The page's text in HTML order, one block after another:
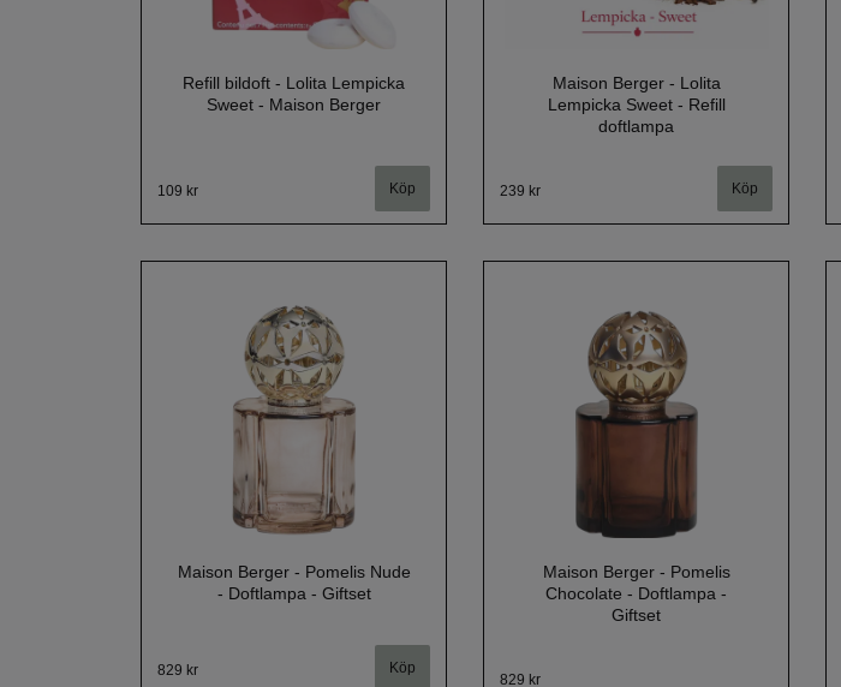
Refill bildoft - Lolita Lempicka
Sweet - Maison Berger
109 kr
Maison Berger - Lolita
Lempicka Sweet - Refill
doftlampa
239 kr Köp
Maison Berger - Pomelis Nude
- Doftlampa - Giftset
829 kr
Maison Berger - Pomelis
Chocolate - Doftlampa -
Giftset
829 kr